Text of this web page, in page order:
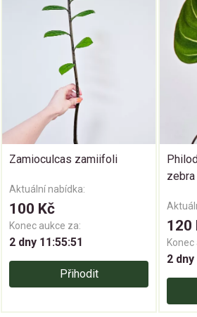
Zamioculcas zamiifoli
Aktuální nabídka:
100 Kč
Konec aukce za:
2 dny 11:55:50
Přihodit
zebra
120
2 dny